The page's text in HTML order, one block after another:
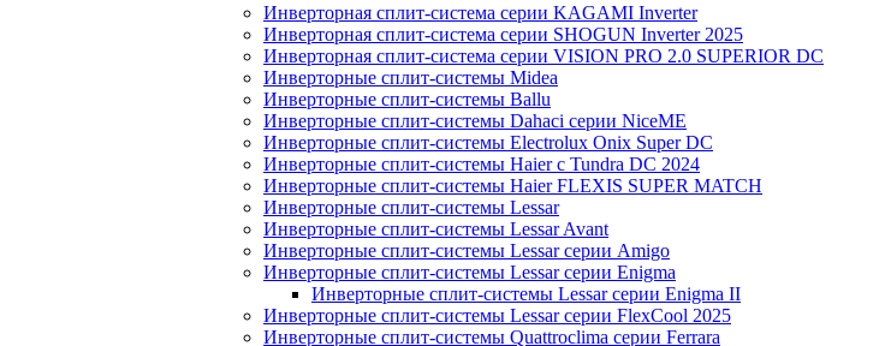
Инверторная сплит-система серии KAGAMI Inverter
Инверторная сплит-система серии SHOGUN Inverter 2025
Инверторная сплит-система серии VISION PRO 2.0 SUPERIOR DC
Инверторные сплит-системы Midea
Инверторные сплит-системы Ballu
Инверторные сплит-системы Dahaci серии NiceME
Инверторные сплит-системы Electrolux Onix Super DC
Инверторные сплит-системы Haier c Tundra DC 2024
Инверторные сплит-системы Haier FLEXIS SUPER MATCH
Инверторные сплит-системы Lessar
Инверторные сплит-системы Lessar Avant
Инверторные сплит-системы Lessar серии Amigo
Инверторные сплит-системы Lessar серии Enigma
Инверторные сплит-системы Lessar серии Enigma II
Инверторные сплит-системы Lessar серии FlexCool 2025
Инверторные сплит-системы Quattroclima серии Ferrara